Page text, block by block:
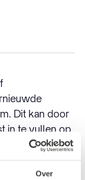
Over
Dit kan door
in te vullen op
Het is mogelijk
Laat jij